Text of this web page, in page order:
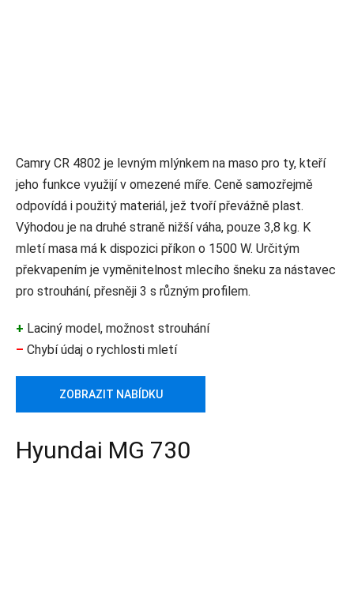
Camry CR 4802 je levným mlýnkem na maso pro ty, kteří
jeho funkce využijí v omezené míře. Ceně samozřejmě
odpovídá i použitý materiál, jež tvoří převážně plast.
Výhodou je na druhé straně nižší váha, pouze 3,8 kg. K
mletí masa má k dispozici příkon o 1500 W. Určitým
překvapením je vyměnitelnost mlecího šneku za nástavec
pro strouhání, přesněji 3 s různým profilem.
+ Laciný model, možnost strouhání
– Chybí údaj o rychlosti mletí
ZOBRAZIT NABÍDKU
Hyundai MG 730